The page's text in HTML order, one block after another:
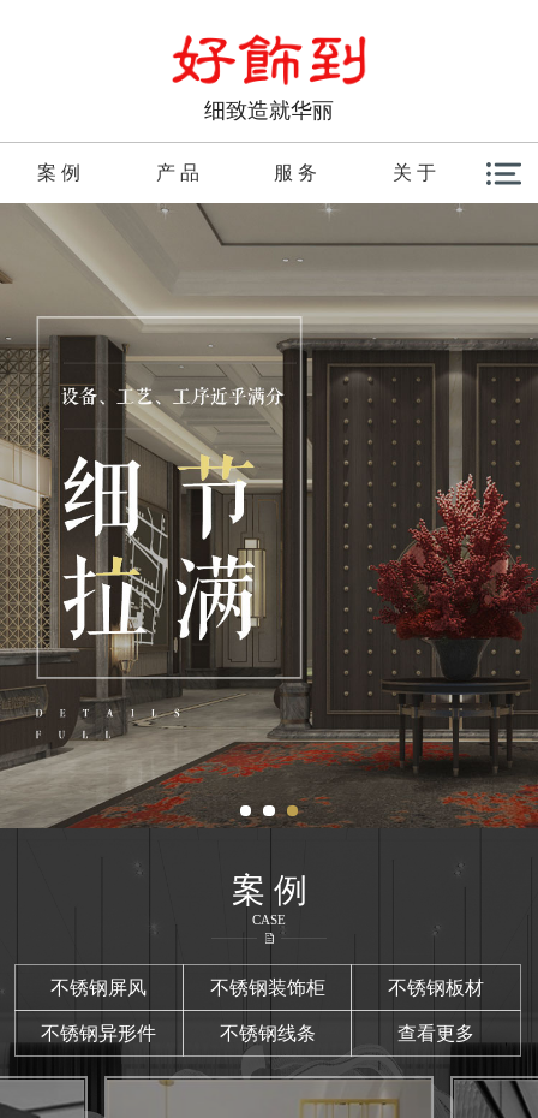
细致造就华丽
案 例 产 品 服 务 关 于
案 例
CASE
不锈钢屏风 不锈钢装饰柜
不锈钢板材
不锈钢异形件
不锈钢线条 查看更多